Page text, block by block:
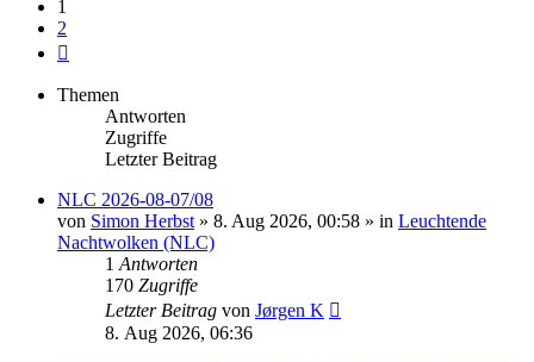
1
2
Themen
Antworten
Zugriffe
Letzter Beitrag
NLC 2026-08-07/08
von Simon Herbst » 8. Aug 2026, 00:58 » in Leuchtende
Nachtwolken (NLC)
1 Antworten
170 Zugriffe
Letzter Beitrag von Jørgen K
8. Aug 2026, 06:36